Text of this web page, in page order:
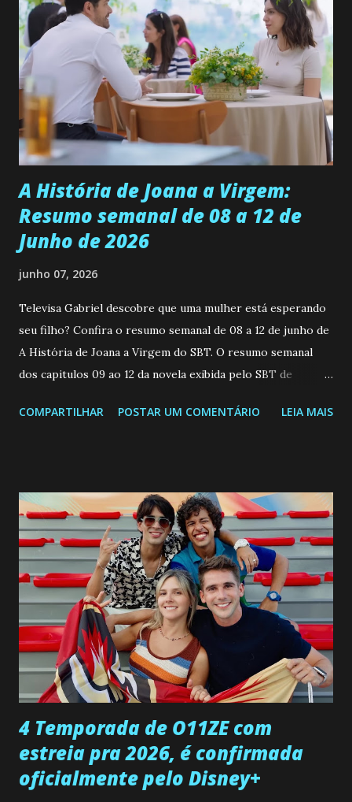
se aprimorar, trabalhando, estudando e se orgulhando de
ser a primeira mulher da família a ingressar na
universidade. Ela tem uma personalidade muito alegre, é
muito madura para a idade, determinada, criativa e
empática. Detesta injustiças e é uma ótima amiga. Pode ser
teimosa e muito persistente quando decide fazer algo.
Durante um exame ginecológico, ela é inseminada por eng...
A História de Joana a Virgem:
Resumo semanal de 08 a 12 de
Junho de 2026
junho 07, 2026
Televisa Gabriel descobre que uma mulher está esperando
seu filho? Confira o resumo semanal de 08 a 12 de junho de
A História de Joana a Virgem do SBT. O resumo semanal
dos capitulos 09 ao 12 da novela exibida pelo SBT de
a Programação Semanal do SBT de 08/06/26 a 14/06/26
confessa a Gabriel que ele demonstrou ser o tipo de
pessoa que ela tanto desejou durante toda a vida. Camila
entra no quarto de Gabriel e imagina como seria o
encontro deles, quando conseguir seduzi-lo. Manuel avisa a
Paula sobre a suposta infidelidade de Gabriel com Joana.
Rogerio consegue se livrar de todas as suspeitas pelo
desaparecimento de Francisco, apontando que ele poderia
ter sido vítima da fúria de Gabriel. Artur informa a Gabriel
que a clínica inseminou por engano outra paciente, que está
...
COMPARTILHAR POSTAR UM COMENTÁRIO LEIA MAIS
4 Temporada de O11ZE com
estreia pra 2026, é confirmada
oficialmente pelo Disney+